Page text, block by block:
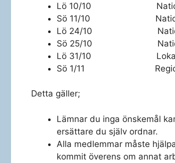
Lö 10/10 Nationell
Sö 11/10 Nationell
Lö 24/10 Nationell
Sö 25/10 Nationell
Lö 31/10 Lokal
Sö 1/11 Regional/
Detta gäller;
Lämnar du inga önskemål
ersättare du själv ordnar.
Alla medlemmar måste
kommit överens om annat